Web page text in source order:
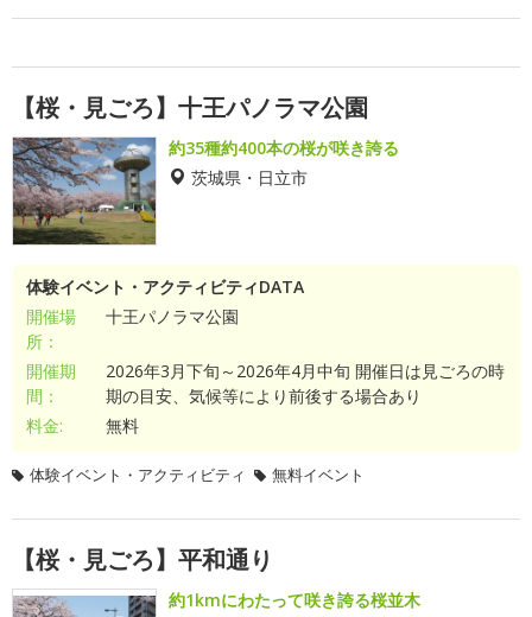
【桜・見ごろ】十王パノラマ公園
約35種約400本の桜が咲き誇る
茨城県・日立市
体験イベント・アクティビティDATA
開催場
所：
十王パノラマ公園
開催期
間：
2026年3月下旬～2026年4月中旬 開催日は見ごろの時
期の目安、気候等により前後する場合あり
料金:
無料
体験イベント・アクティビティ 無料イベント
【桜・見ごろ】平和通り
約1kmにわたって咲き誇る桜並木